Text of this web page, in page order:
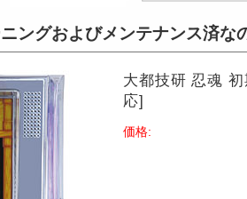
ングおよびメンテナンス済な
大都技研 忍魂
応]
価格: